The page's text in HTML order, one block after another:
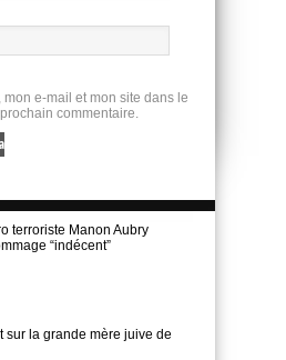
mon e-mail et mon site dans le
commentaire.
terroriste Manon Aubry
“indécent”
sur la grande mère juive de